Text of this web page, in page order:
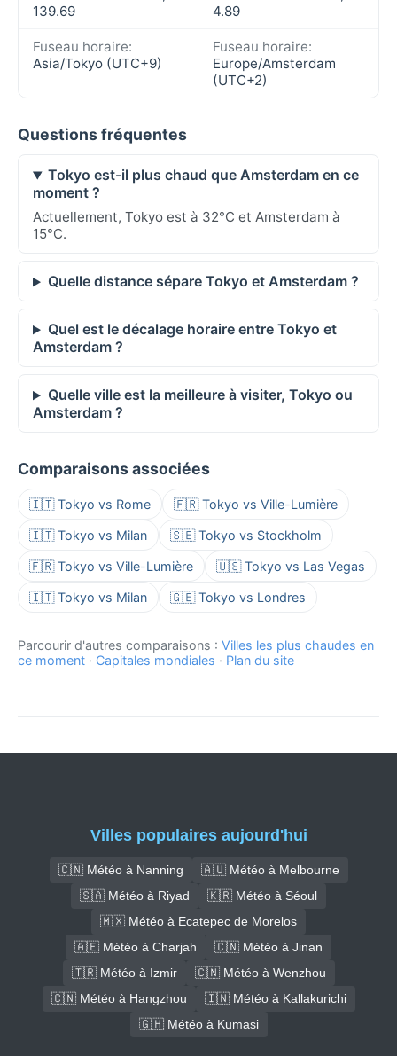
139.69
4.89
Fuseau horaire:
Asia/Tokyo (UTC+9)
Fuseau horaire:
Europe/Amsterdam
(UTC+2)
Questions fréquentes
Tokyo est-il plus chaud que Amsterdam en ce
moment ?
Actuellement, Tokyo est à 32°C et Amsterdam à
15°C.
Quelle distance sépare Tokyo et Amsterdam ?
Quel est le décalage horaire entre Tokyo et
Amsterdam ?
Quelle ville est la meilleure à visiter, Tokyo ou
Amsterdam ?
Comparaisons associées
🇮🇹 Tokyo vs Rome 🇫🇷 Tokyo vs Ville-Lumière
🇮🇹 Tokyo vs Milan 🇸🇪 Tokyo vs Stockholm
🇫🇷 Tokyo vs Ville-Lumière 🇺🇸 Tokyo vs Las Vegas
🇮🇹 Tokyo vs Milan 🇬🇧 Tokyo vs Londres
Parcourir d'autres comparaisons : Villes les plus chaudes en
ce moment · Capitales mondiales · Plan du site
Villes populaires aujourd'hui
🇨🇳 Météo à Nanning
🇦🇺 Météo à Melbourne
🇸🇦 Météo à Riyad
🇰🇷 Météo à Séoul
🇲🇽 Météo à Ecatepec de Morelos
🇦🇪 Météo à Charjah
🇨🇳 Météo à Jinan
🇹🇷 Météo à Izmir
🇨🇳 Météo à Wenzhou
🇨🇳 Météo à Hangzhou
🇮🇳 Météo à Kallakurichi
🇬🇭 Météo à Kumasi